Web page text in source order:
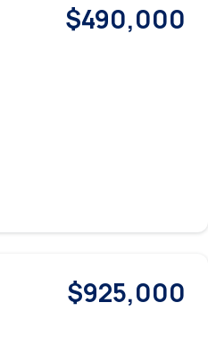
$490,000
$925,000